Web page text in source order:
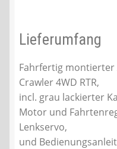
Lieferumfang
Fahrfertig montierter
Crawler 4WD RTR,
incl. grau lackierter
Motor und
Lenkservo,
und